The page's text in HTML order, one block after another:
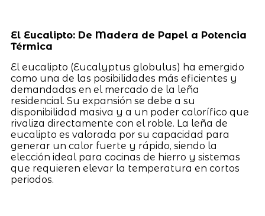
El Eucalipto: De Madera de Papel a Potencia
Térmica
El eucalipto (Eucalyptus globulus) ha emergido
como una de las posibilidades más eficientes y
demandadas en el mercado de la leña
residencial. Su expansión se debe a su
disponibilidad masiva y a un poder calorífico que
rivaliza directamente con el roble. La leña de
eucalipto es valorada por su capacidad para
generar un calor fuerte y rápido, siendo la
elección ideal para cocinas de hierro y sistemas
que requieren elevar la temperatura en cortos
periodos.